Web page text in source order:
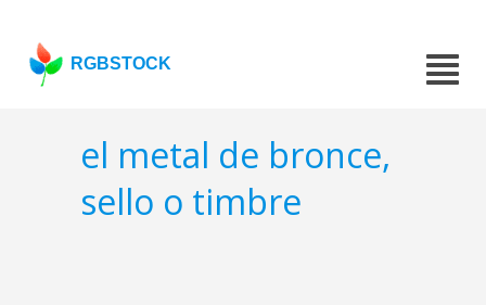
RGBSTOCK
el metal de bronce,
sello o timbre